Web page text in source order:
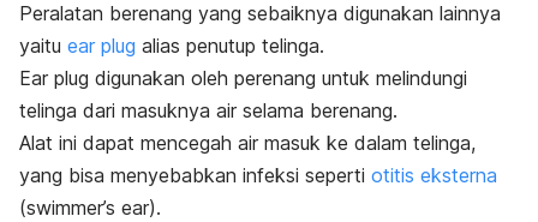
Peralatan berenang yang sebaiknya digunakan lainnya
yaitu ear plug alias penutup telinga.
Ear plug digunakan oleh perenang untuk melindungi
telinga dari masuknya air selama berenang.
Alat ini dapat mencegah air masuk ke dalam telinga,
yang bisa menyebabkan infeksi seperti otitis eksterna
(swimmer’s ear).